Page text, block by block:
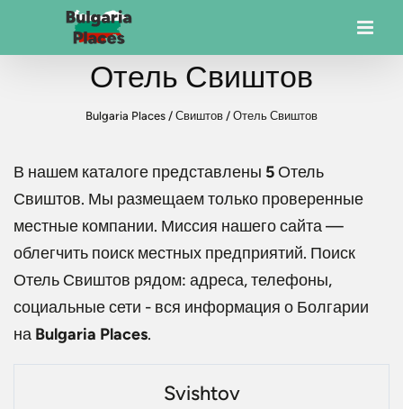
Отель Свиштов
Bulgaria Places / Свиштов / Отель Свиштов
В нашем каталоге представлены 5Отель
Свиштов. Мы размещаем только проверенные
местные компании. Миссия нашего сайта —
облегчить поиск местных предприятий. Поиск
Отель Свиштов рядом: адреса, телефоны,
социальные сети - вся информация о Болгарии
на Bulgaria Places.
Svishtov